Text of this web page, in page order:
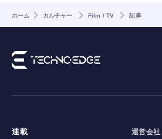
ホーム カルチャー Film / TV 記事
連載 運営会社